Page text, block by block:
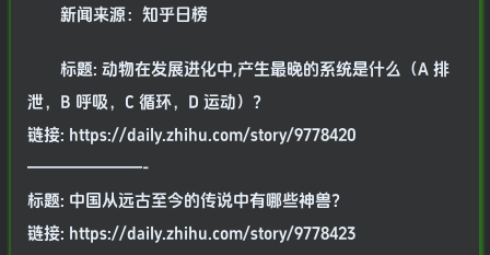
新闻来源：知乎日榜
标题: 动物在发展进化中,产生最晚的系统是什么（A 排
泄，B 呼吸，C 循环，D 运动）？
链接: https://daily.zhihu.com/story/9778420
———————-
标题: 中国从远古至今的传说中有哪些神兽？
链接: https://daily.zhihu.com/story/9778423